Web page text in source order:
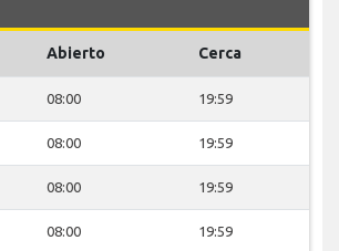
Abierto Cerca
08:00 19:59
08:00 19:59
08:00 19:59
08:00 19:59